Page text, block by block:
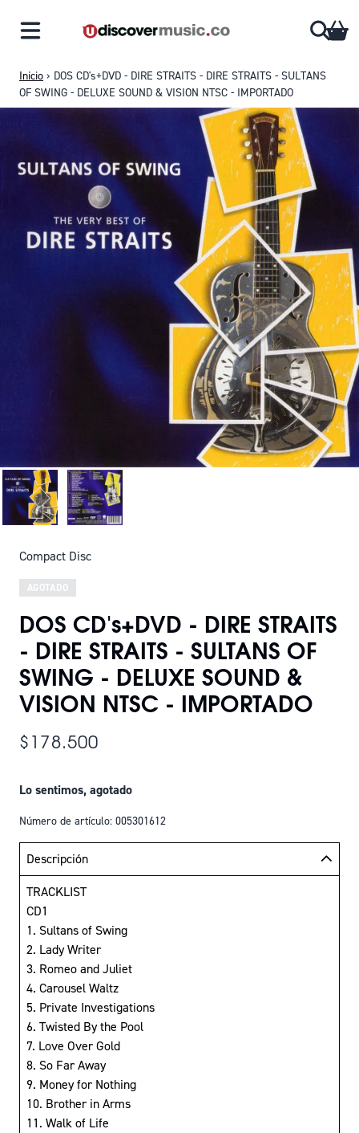
Inicio › DOS CD's+DVD - DIRE STRAITS - DIRE STRAITS - SULTANS
OF SWING - DELUXE SOUND & VISION NTSC - IMPORTADO
Compact Disc
AGOTADO
DOS CD's+DVD - DIRE STRAITS
- DIRE STRAITS - SULTANS OF
SWING - DELUXE SOUND &
VISION NTSC - IMPORTADO
$178.500
Lo sentimos, agotado
Número de artículo: 005301612
Descripción
TRACKLIST
CD1
1. Sultans of Swing
2. Lady Writer
3. Romeo and Juliet
4. Carousel Waltz
5. Private Investigations
6. Twisted By the Pool
7. Love Over Gold
8. So Far Away
9. Money for Nothing
10. Brother in Arms
11. Walk of Life